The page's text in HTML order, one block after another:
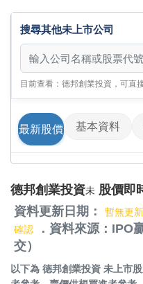
搜尋其他未上市公司
搜尋其他未上市公司
目前查看：德邦創業投資，可直
最新股價 基本資料
德邦創業投資未 股價即
資料更新日期：
暫無更
確認
．資料來源：IPO
交）
以下為 德邦創業投資 未上市